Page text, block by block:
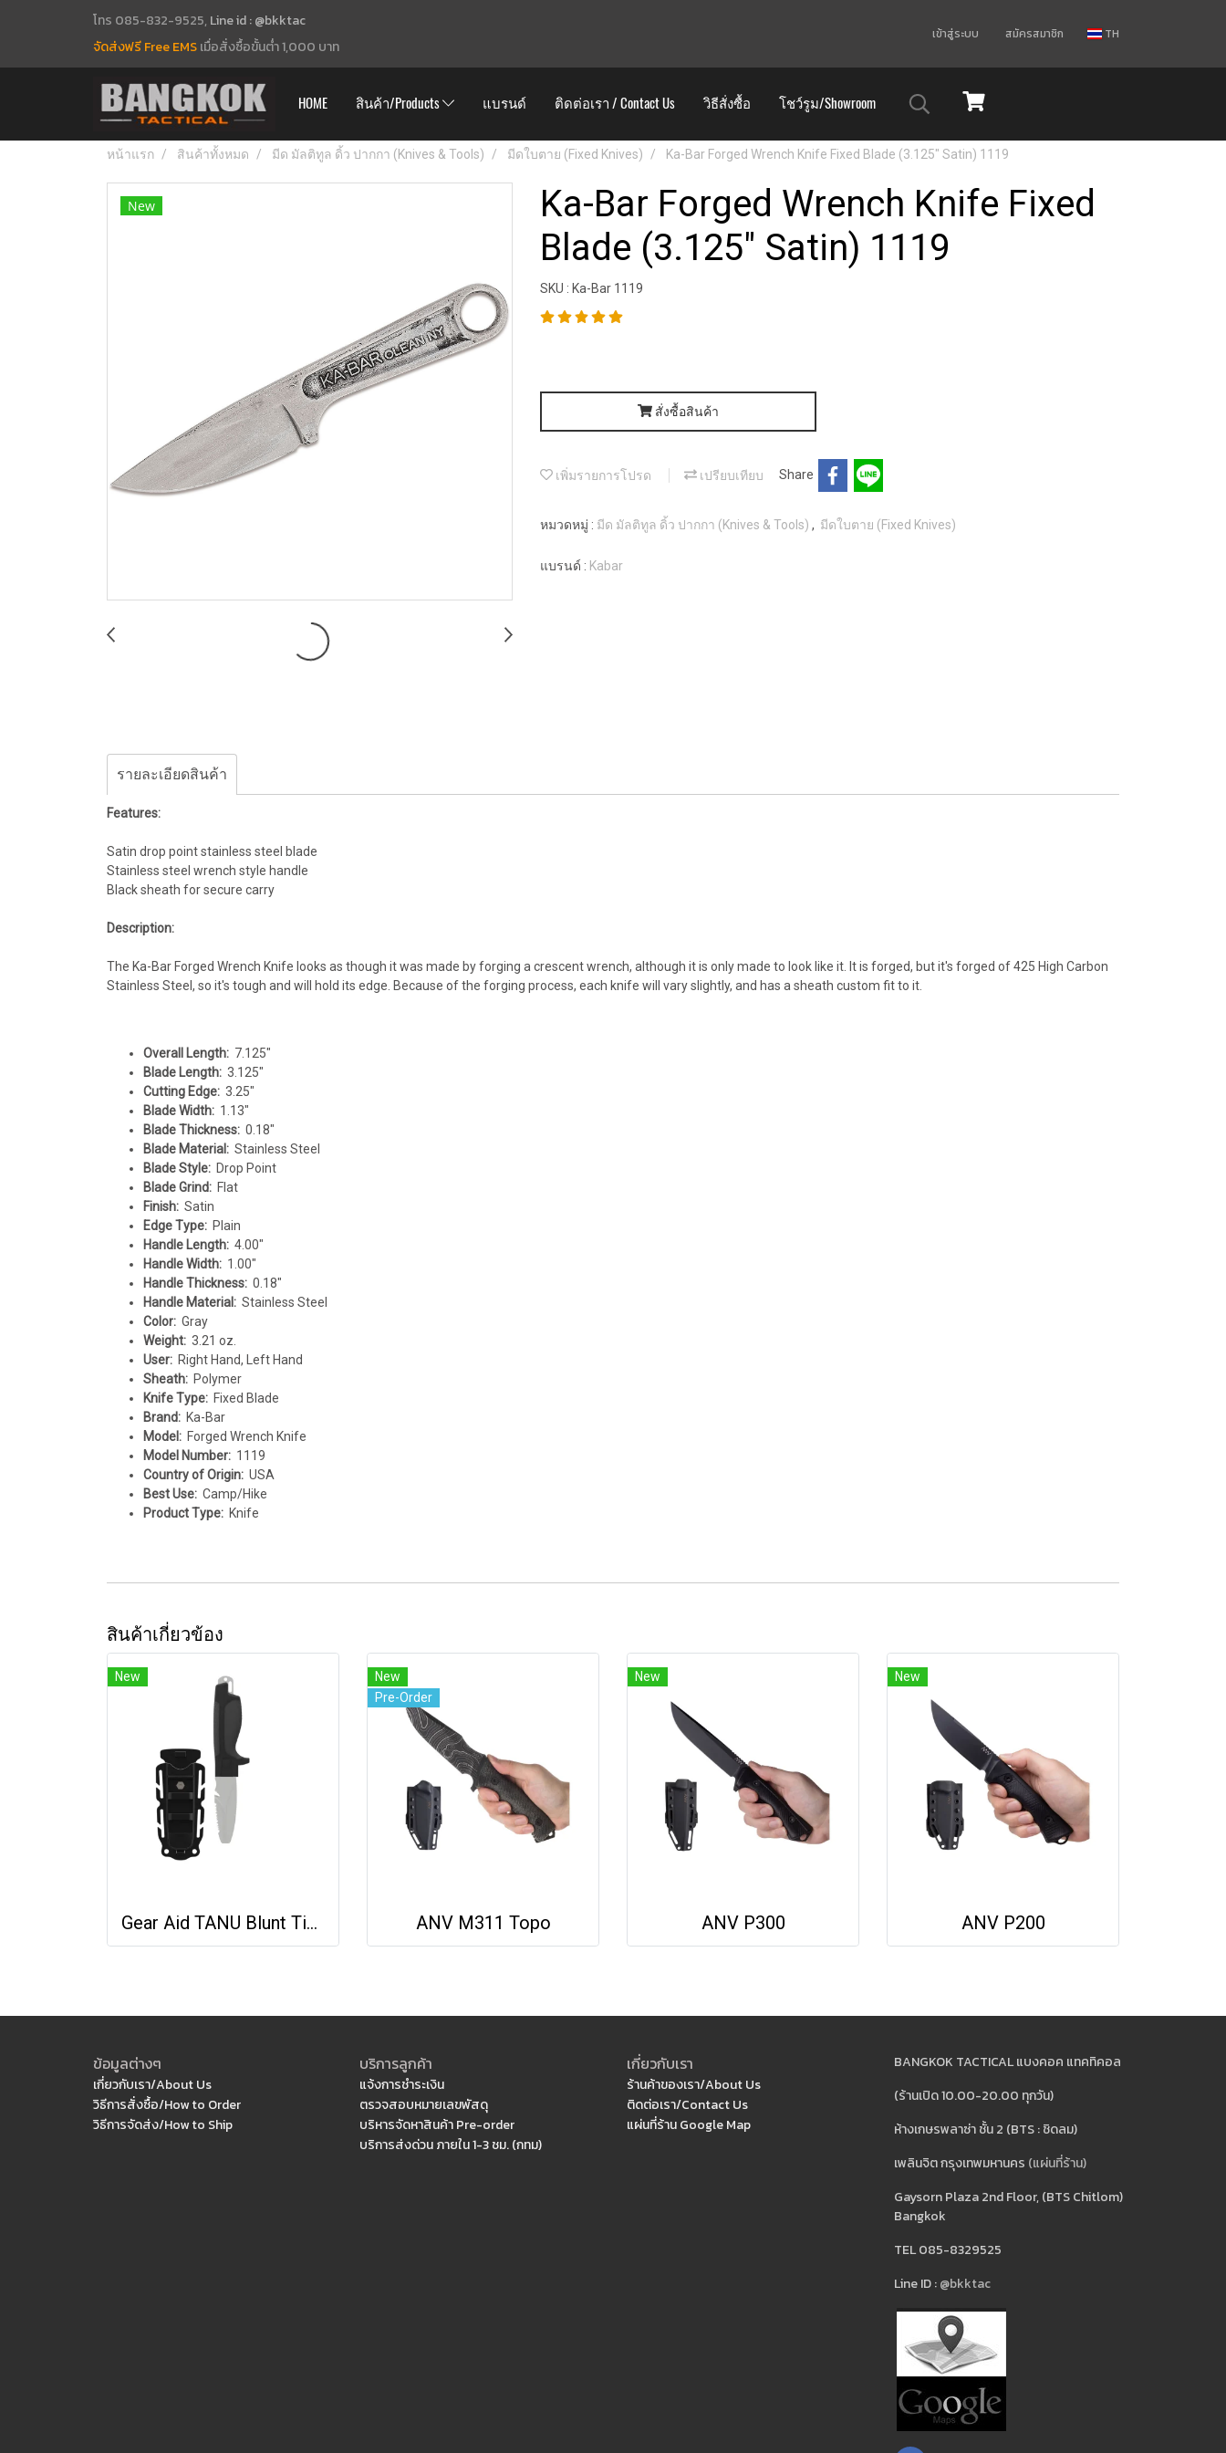
โทร 085-832-9525, Line id : @bkktac
จัดส่งฟรี Free EMSเมื่อสั่งซื้อขั้นต่ำ 1,000 บาท
เข้าสู่ระบบ สมัครสมาชิก TH
HOME สินค้า/Products แบรนด์ ติดต่อเรา / Contact Us วิธีสั่งซื้อ โชว์รูม/Showroom
หน้าแรก สินค้าทั้งหมด มีด มัลติทูล ดิ้ว ปากกา (Knives & Tools) มีดใบตาย (Fixed Knives) Ka-Bar Forged Wrench Knife Fixed Blade (3.125" Satin) 1119
New
Ka-Bar Forged Wrench Knife Fixed
Blade (3.125" Satin) 1119
SKU : Ka-Bar 1119
สั่งซื้อสินค้า
เพิ่มรายการโปรด เปรียบเทียบ Share
หมวดหมู่ : มีด มัลติทูล ดิ้ว ปากกา (Knives & Tools) , มีดใบตาย (Fixed Knives)
แบรนด์ : Kabar
รายละเอียดสินค้า
Features:
Satin drop point stainless steel blade
Stainless steel wrench style handle
Black sheath for secure carry
Description:
The Ka-Bar Forged Wrench Knife looks as though it was made by forging a crescent wrench, although it is only made to look like it. It is forged, but it's forged of 425 High Carbon
Stainless Steel, so it's tough and will hold its edge. Because of the forging process, each knife will vary slightly, and has a sheath custom fit to it.
Overall Length: 7.125"
Blade Length: 3.125"
Cutting Edge: 3.25"
Blade Width: 1.13"
Blade Thickness: 0.18"
Blade Material: Stainless Steel
Blade Style: Drop Point
Blade Grind: Flat
Finish: Satin
Edge Type: Plain
Handle Length: 4.00"
Handle Width: 1.00"
Handle Thickness: 0.18"
Handle Material: Stainless Steel
Color: Gray
Weight: 3.21 oz.
User: Right Hand, Left Hand
Sheath: Polymer
Knife Type: Fixed Blade
Brand: Ka-Bar
Model: Forged Wrench Knife
Model Number: 1119
Country of Origin: USA
Best Use: Camp/Hike
Product Type: Knife
สินค้าเกี่ยวข้อง
New
Gear Aid TANU Blunt Tip Knife
New
Pre-Order
ANV M311 Topo
New
ANV P300
New
ANV P200
ข้อมูลต่างๆ
เกี่ยวกับเรา/About Us
วิธีการสั่งซื้อ/How to Order
วิธีการจัดส่ง/How to Ship
บริการลูกค้า
แจ้งการชำระเงิน
ตรวจสอบหมายเลขพัสดุ
บริหารจัดหาสินค้า Pre-order
บริการส่งด่วน ภายใน 1-3 ชม. (กทม)
เกี่ยวกับเรา
ร้านค้าของเรา/About Us
ติดต่อเรา/Contact Us
แผ่นที่ร้าน Google Map
BANGKOK TACTICAL แบงคอค แทคทิคอล
(ร้านเปิด 10.00-20.00 ทุกวัน)
ห้างเกษรพลาซ่า ชั้น 2 (BTS : ชิดลม)
เพลินจิต กรุงเทพมหานคร (แผ่นที่ร้าน)
Gaysorn Plaza 2nd Floor, (BTS Chitlom)
Bangkok
TEL 085-8329525
Line ID :@bkktac